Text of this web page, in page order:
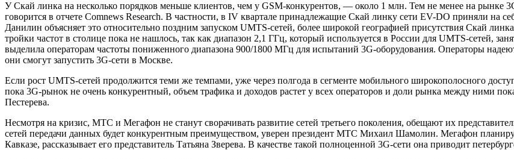
У Скай линка на несколько порядков меньше клиентов, чем у GSM-конкурентов, — около 1 млн. Тем не менее на рынке
говорится в отчете Comnews Research. В частности, в IV квартале принадлежащие Скай линку сети EV-DO приняли на
Данилин объясняет это относительно поздним запуском UMTS-сетей, более широкой географией присутствия Скай
тройки частот в столице пока не нашлось, так как диапазон 2,1 ГГц, который используется в России для UMTS-сетей,
выделила операторам частоты пониженного диапазона 900/1800 МГц для испытаний 3G-оборудования. Операторы
они смогут запустить 3G-сети в Москве.
Если рост UMTS-сетей продолжится теми же темпами, уже через полгода в сегменте мобильного широкополосного
пока 3G-рынок не очень конкурентный, объем трафика и доходов растет у всех операторов и доли рынка между ними
Пестерева.
Несмотря на кризис, МТС и Мегафон не станут сворачивать развитие сетей третьего поколения, обещают их
сетей передачи данных будет конкурентным преимуществом, уверен президент МТС Михаил Шамолин. Мегафон
Кавказе, рассказывает его представитель Татьяна Зверева. В качестве такой полноценной 3G-сети она приводит